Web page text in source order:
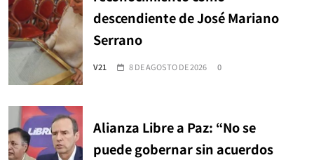
descendiente de José Mariano
Serrano
V21 8 DE AGOSTO DE 2026 0
Alianza Libre a Paz: “No se
puede gobernar sin acuerdos